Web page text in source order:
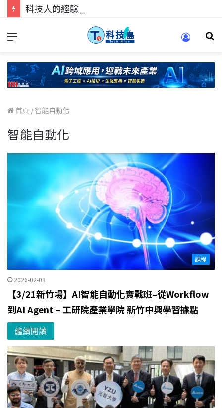
首頁 / 智能自動化
智能自動化
課程
2026-02-03
【3/21新竹場】AI智能自動化實戰班–從Workflow
到AI Agent – 工研院產業學院 新竹中興學習據點
繼續閱讀